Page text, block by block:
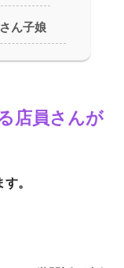
ん子娘
店員さんが
。